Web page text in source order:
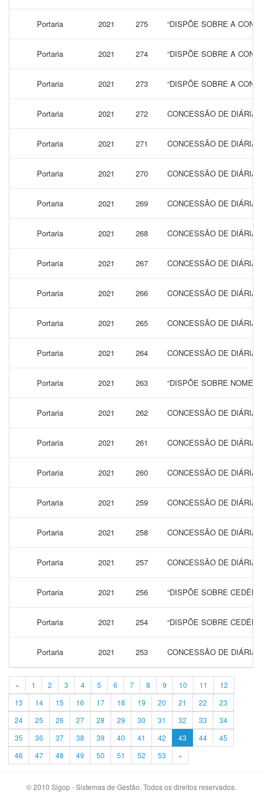
Portaria 2021 275 “DISPÕE SOBRE A
Portaria 2021 274 “DISPÕE SOBRE A
Portaria 2021 273 “DISPÕE SOBRE A
Portaria 2021 272 CONCESSÃO DE
Portaria 2021 271 CONCESSÃO DE
Portaria 2021 270 CONCESSÃO DE
Portaria 2021 269 CONCESSÃO DE
Portaria 2021 268 CONCESSÃO DE
Portaria 2021 267 CONCESSÃO DE
Portaria 2021 266 CONCESSÃO DE
Portaria 2021 265 CONCESSÃO DE
Portaria 2021 264 CONCESSÃO DE
Portaria 2021 263 “DISPÕE SOBRE
Portaria 2021 262 CONCESSÃO DE
Portaria 2021 261 CONCESSÃO DE
Portaria 2021 260 CONCESSÃO DE
Portaria 2021 259 CONCESSÃO DE
Portaria 2021 258 CONCESSÃO DE
Portaria 2021 257 CONCESSÃO DE
Portaria 2021 256 “DISPÕE SOBRE
Portaria 2021 254 “DISPÕE SOBRE
Portaria 2021 253 CONCESSÃO DE
« 1 2 3 4 5 6 7 8 9 10 11
12
13
14 15 16 17 18 19 20 21 22
23
24
25 26 27 28 29 30 31 32 33
34
35
36 37 38 39 40 41 42 43 44
45
46
47 48 49 50 51 52 53 »
© 2010 Sigop - Sistemas de Gestão. Todos os direitos reservados.